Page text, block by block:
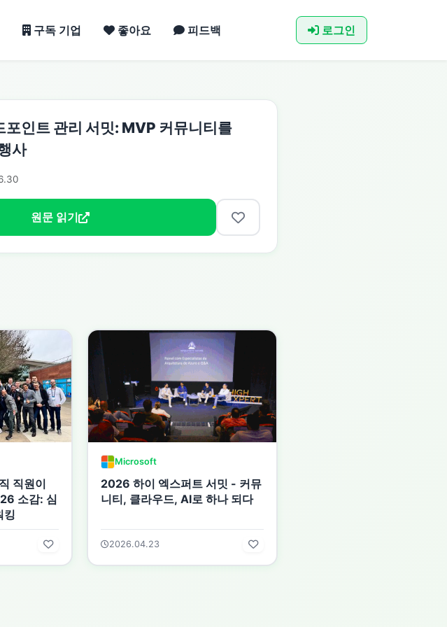
구독 기업 좋아요 피드백 로그인
인트 관리 서밋: MVP 커뮤니티를
사
원문 읽기
직원이
소감: 심
킹
Microsoft
2026 하이 엑스퍼트 서밋 - 커뮤
니티, 클라우드, AI로 하나 되다
2026.04.23